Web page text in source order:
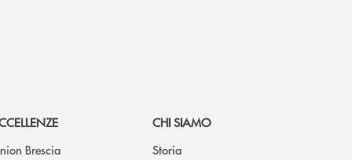
Brescia
CHI SIAMO
Storia